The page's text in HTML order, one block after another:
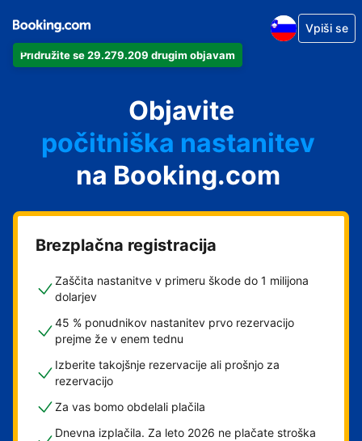
Pridružite se 29.279.209 drugim objavam
Vpiši se
Objavite
svoj apartma
svoj hotel
počitniška nastanitev
svoje gostišče
svoj B&B
na Booking.com
Brezplačna registracija
Zaščita nastanitve v primeru škode do 1 milijona
dolarjev
45 % ponudnikov nastanitev prvo rezervacijo
prejme že v enem tednu
Izberite takojšnje rezervacije ali prošnjo za
rezervacijo
Za vas bomo obdelali plačila
Dnevna izplačila. Za leto 2026 ne plačate stroška